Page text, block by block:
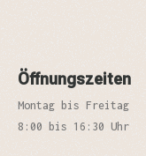
Öffnungszeiten
Montag bis Freitag
8:00 bis 16:30 Uhr